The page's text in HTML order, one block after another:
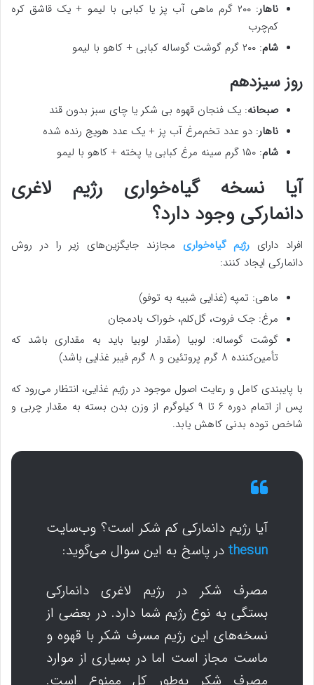
ناهار
: ۲۰۰ گرم ماهی آب پز یا کبابی با لیمو + یک قاشق کره
کم‌چرب
شام: ۲۰۰ گرم گوشت گوساله کبابی + کاهو با لیمو
روز سیزدهم
صبحانه: یک فنجان قهوه بی شکر یا چای سبز بدون قند
ناهار: دو عدد تخم‌مرغ آب پز + یک عدد هویج رنده شده
شام: ۱۵۰ گرم سینه مرغ کبابی یا پخته + کاهو با لیمو
آیا نسخه گیاه‌خواری رژیم لاغری
دانمارکی وجود دارد؟
افراد دارای رژیم گیاه‌خواری مجازند جایگزین‌های زیر را در روش
دانمارکی ایجاد کنند:
ماهی: تمپه (غذایی شبیه به توفو)
مرغ: جک فروت، گل‌کلم، خوراک بادمجان
گوشت گوساله: لوبیا (مقدار لوبیا باید به مقداری باشد که
تأمین‌کننده ۸ گرم پروتئین و ۸ گرم فیبر غذایی باشد)
با پایبندی کامل و رعایت اصول موجود در رژیم غذایی، انتظار می‌رود که
پس از اتمام دوره ۶ تا ۹ کیلوگرم از وزن بدن بسته به مقدار چربی و
شاخص توده بدنی کاهش یابد.
آیا رژیم دانمارکی کم شکر است؟ وب‌سایت
thesun در پاسخ به این سوال می‌گوید:
مصرف شکر در رژیم لاغری دانمارکی
بستگی به نوع رژیم شما دارد. در بعضی از
نسخه‌های این رژیم مسرف شکر با قهوه و
ماست مجاز است اما در بسیاری از موارد